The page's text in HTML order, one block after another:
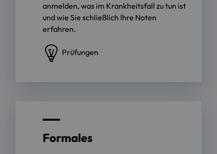
anmelden, was im Krankheitsfall zu tun ist
und wie Sie schließlich Ihre Noten
erfahren.
Prüfungen
Formales